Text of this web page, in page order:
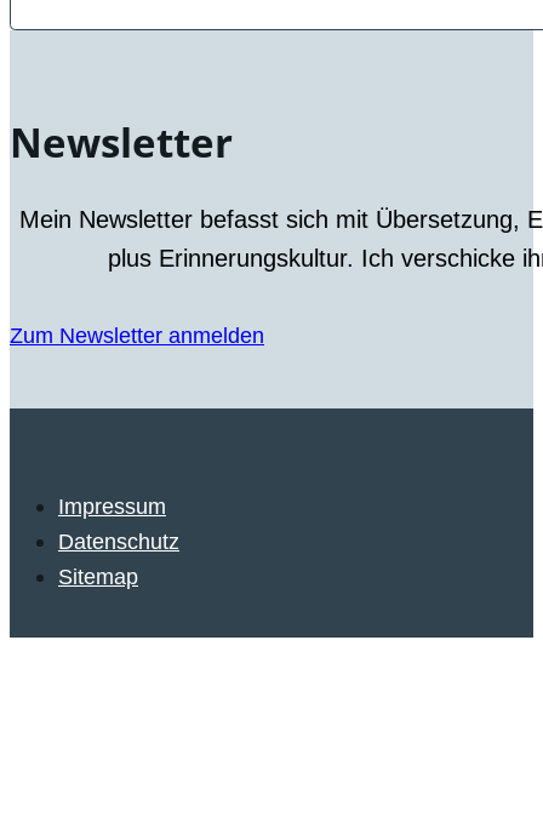
Newsletter
Mein Newsletter befasst sich mit Übersetzung,
plus Erinnerungskultur. Ich verschicke
Zum Newsletter anmelden
Impressum
Datenschutz
Sitemap